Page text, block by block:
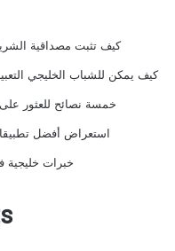
كيف تثبت مصداقية
كيف يمكن للشباب الخليجي
خمسة نصائح للعثور
استعراض أفضل
خبرات خليجية